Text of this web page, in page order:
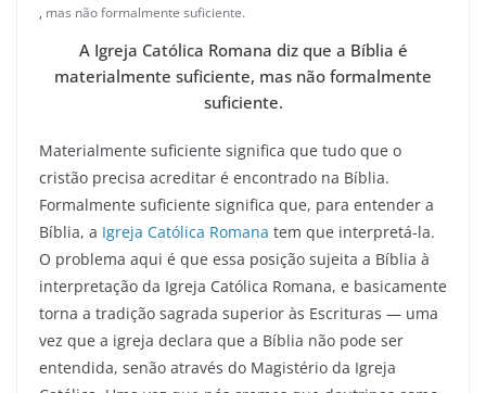
, mas não formalmente suficiente.
A Igreja Católica Romana diz que a Bíblia é
materialmente suficiente, mas não formalmente
suficiente.
Materialmente suficiente significa que tudo que o
cristão precisa acreditar é encontrado na Bíblia.
Formalmente suficiente significa que, para entender a
Bíblia, a Igreja Católica Romana tem que interpretá-la.
O problema aqui é que essa posição sujeita a Bíblia à
interpretação da Igreja Católica Romana, e basicamente
torna a tradição sagrada superior às Escrituras — uma
vez que a igreja declara que a Bíblia não pode ser
entendida, senão através do Magistério da Igreja